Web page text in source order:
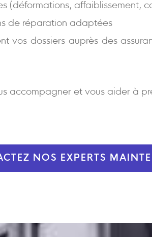
(déformations, affaiblissement,
de réparation adaptées
vos dossiers auprès des
accompagner et vous aider à
NOS EXPERTS